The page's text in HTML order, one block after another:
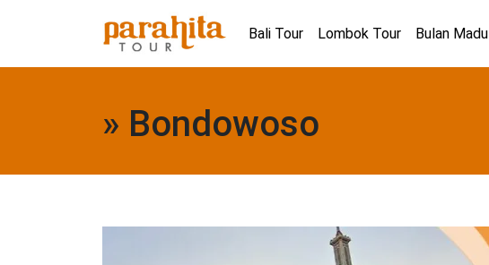
Bali Tour Lombok Tour Bulan Madu
» Bondowoso